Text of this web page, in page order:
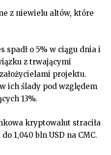
z niewielu altów, które
spadł o 5% w ciągu dnia i
z trwającymi
projektu.
ich ślady pod względem
13%.
kryptowalut straciła
1,040 bln USD na CMC.